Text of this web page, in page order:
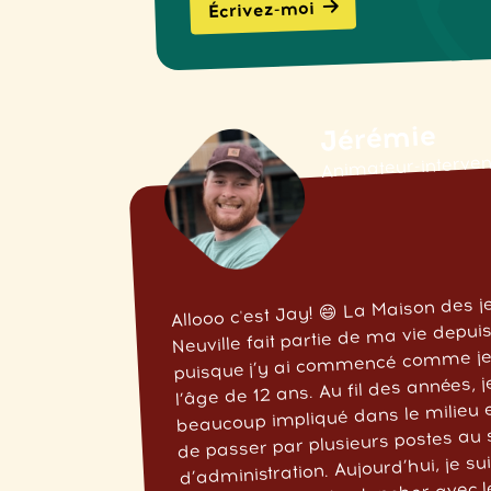
Écrivez-moi
Jérémie
Animateur-
Allooo c'est Jay! 😄 La Maison des
Neuville fait partie de ma vie
puisque j’y ai commencé comme
l’âge de 12 ans. Au fil des années,
beaucoup impliqué dans le milieu
de passer par plusieurs postes au
d’administration. Aujourd’hui, je